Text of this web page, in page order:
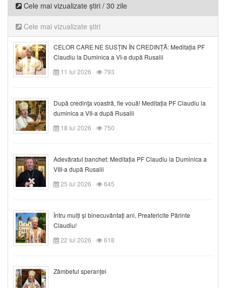
Cele mai vizualizate știri / 30 zile
Cele mai vizualizate știri
CELOR CARE NE SUSȚIN ÎN CREDINȚĂ: Meditația PF
Claudiu la Duminica a VI-a după Rusalii
11 Iul 2026
793
După credinţa voastră, fie vouă! Meditația PF Claudiu la
duminica a VII-a după Rusalii
18 Iul 2026
750
Adevăratul banchet: Meditația PF Claudiu la Duminica a
VIII-a după Rusalii
25 Iul 2026
645
Întru mulți și binecuvântați ani, Preafericite Părinte
Claudiu!
22 Iul 2026
618
Zâmbetul speranței